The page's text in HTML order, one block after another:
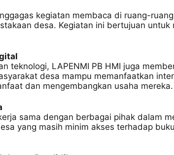
kegiatan membaca di ruang-
desa. Kegiatan ini bertujuan untuk
teknologi, LAPENMI PB HMI juga
desa mampu memanfaatkan
dan mengembangkan usaha mereka.
sama dengan berbagai pihak dalam
yang masih minim akses terhadap